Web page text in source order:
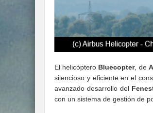
El helicóptero Bluecopter, de
silencioso y eficiente en el
avanzado desarrollo del
con un sistema de gestión de